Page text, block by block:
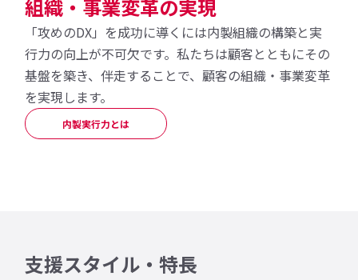
組織・事業変革の実現
「攻めのDX」を成功に導くには内製組織の構築と実
行力の向上が不可欠です。私たちは顧客とともにその
基盤を築き、伴走することで、顧客の組織・事業変革
を実現します。
内製実行力とは
支援スタイル・特長